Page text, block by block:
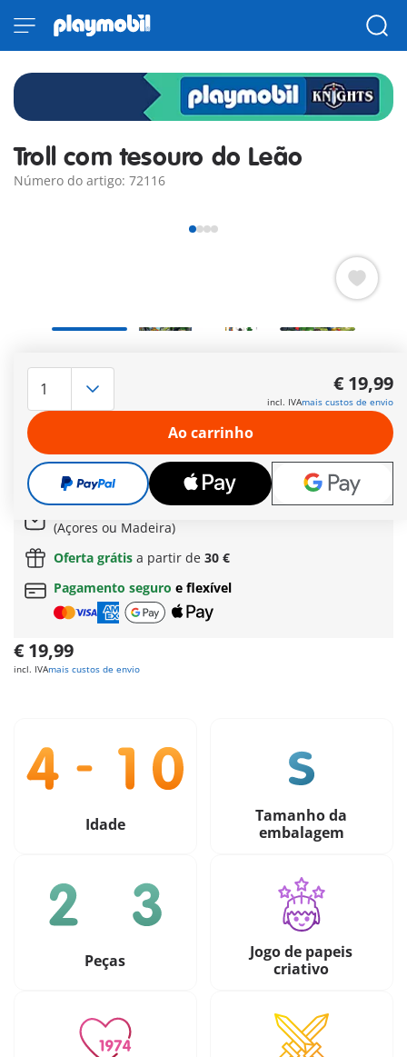
Troll com tesouro do Leão
Número do artigo: 72116
mas um troll selvagem está no seu caminho! Com a sua
enorme moca e um olhar sombrio, o monstro defende o seu
achado. O troll empunha poderosamente a sua arma e não se
deixa afugentar tão facilmente. Um bravo cavaleiro, um forte
oponente – quem será o dono do tesouro no final?
Mais informações
Prazo de entrega actualmente de 6 a 8 dias úteis
Envio grátisa partir de60 €| a partir de150 €
(Açores ou Madeira)
Oferta grátis a partir de 30 €
Pagamento seguro e flexível
€ 19,99
incl. IVAmais custos de envio
€ 19,99
incl. IVAmais custos de envio
Ao carrinho
Idade
Tamanho da
embalagem
Peças
Jogo de papeis
criativo